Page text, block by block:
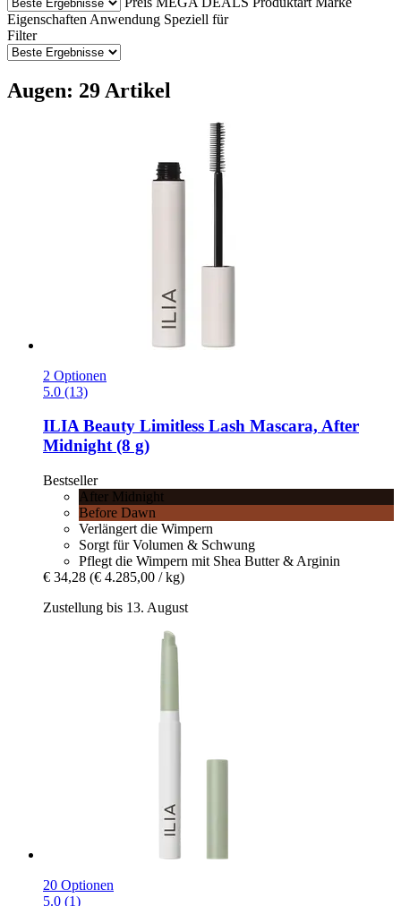
Eigenschaften Anwendung Speziell für
Filter
Augen: 29 Artikel
2 Optionen
5.0 (13)
ILIA Beauty Limitless Lash Mascara, After
Midnight (8 g)
Bestseller
After Midnight
Before Dawn
Verlängert die Wimpern
Sorgt für Volumen & Schwung
Pflegt die Wimpern mit Shea Butter & Arginin
€ 34,28 (€ 4.285,00 / kg)
Zustellung bis 13. August
20 Optionen
5.0 (1)